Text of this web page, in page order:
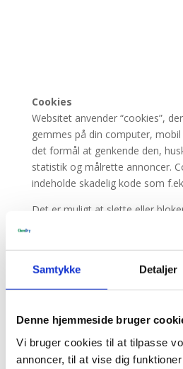
Samtykke Detaljer
Denne hjemmeside bruger
Vi bruger cookies til at tilpasse
annoncer, til at vise dig
Cookies
Websitet anvender “cookies”,
gemmes på din computer,
det formål at genkende den,
statistik og målrette annoncer.
indeholde skadelig kode som
Det er muligt at slette eller
http://
Hvis du sletter eller blokerer
kunne blive mindre relevante
adgang til.